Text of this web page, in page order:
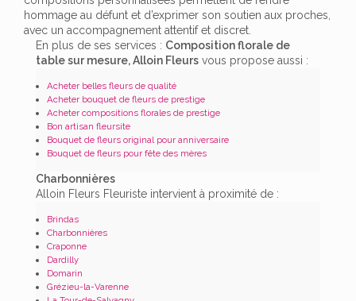
hommage au défunt et d’exprimer son soutien aux proches,
avec un accompagnement attentif et discret.
En plus de ses services : Composition florale de
table sur mesure, Alloin Fleurs vous propose aussi :
Acheter belles fleurs de qualité
Acheter bouquet de fleurs de prestige
Acheter compositions florales de prestige
Bon artisan fleursite
Bouquet de fleurs original pour anniversaire
Bouquet de fleurs pour fête des mères
Charbonnières
Alloin Fleurs Fleuriste intervient à proximité de :
Brindas
Charbonnières
Craponne
Dardilly
Domarin
Grézieu-la-Varenne